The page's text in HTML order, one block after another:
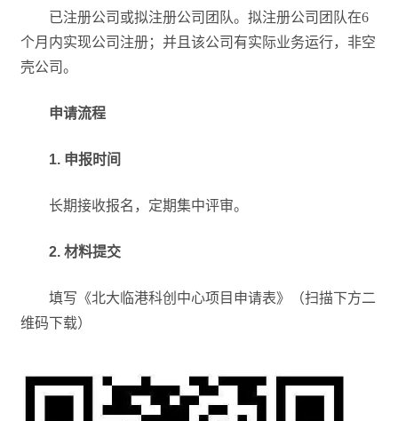
已注册公司或拟注册公司团队。拟注册公司团队在6
个月内实现公司注册；并且该公司有实际业务运行，非空
壳公司。
申请流程
1. 申报时间
长期接收报名，定期集中评审。
2. 材料提交
填写《北大临港科创中心项目申请表》（扫描下方二
维码下载）